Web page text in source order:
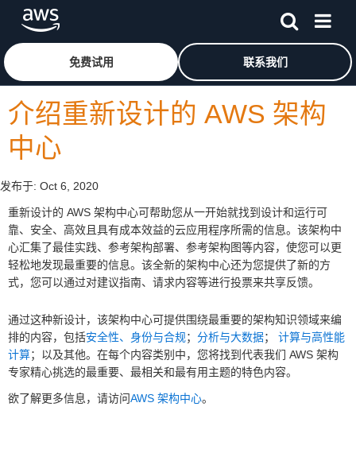
跳至主要内容
免费试用 联系我们
介绍重新设计的 AWS 架构
中心
发布于: Oct 6, 2020
重新设计的 AWS 架构中心可帮助您从一开始就找到设计和运行可
靠、安全、高效且具有成本效益的云应用程序所需的信息。该架构中
心汇集了最佳实践、参考架构部署、参考架构图等内容，使您可以更
轻松地发现最重要的信息。该全新的架构中心还为您提供了新的方
式，您可以通过对建议指南、请求内容等进行投票来共享反馈。
通过这种新设计，该架构中心可提供围绕最重要的架构知识领域来编
排的内容，包括安全性、身份与合规； 分析与大数据； 计算与高性能
计算；以及其他。在每个内容类别中，您将找到代表我们 AWS 架构
专家精心挑选的最重要、最相关和最有用主题的特色内容。
欲了解更多信息，请访问AWS 架构中心。